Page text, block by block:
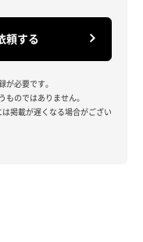
頼する
必要です。
のではありません。
掲載が遅くなる場合がござい